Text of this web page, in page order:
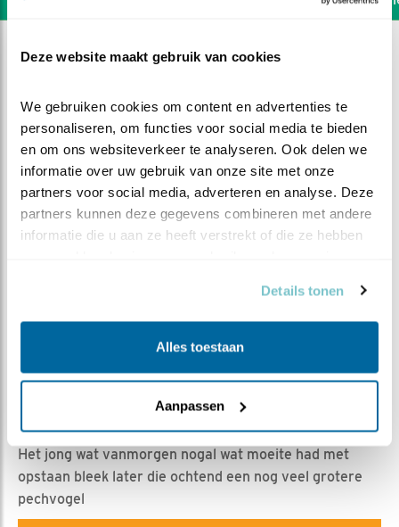
Deze website maakt gebruik van cookies
We gebruiken cookies om content en advertenties te
personaliseren, om functies voor social media te bieden
en om ons websiteverkeer te analyseren. Ook delen we
informatie over uw gebruik van onze site met onze
partners voor social media, adverteren en analyse. Deze
partners kunnen deze gegevens combineren met andere
informatie die u aan ze heeft verstrekt of die ze hebben
Details tonen
Alles toestaan
Aanpassen
Pechvogel
Nella | Geplaatst op 19 mei 2019, 11:22 |
Het jong wat vanmorgen nogal wat moeite had met
opstaan bleek later die ochtend een nog veel grotere
pechvogel